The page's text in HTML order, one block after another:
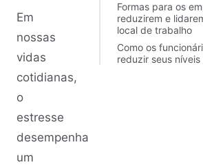
Em
nossas
vidas
cotidianas,
o
estresse
desempenha
um
Formas para os
reduzirem e
local de trabalho
Como os
reduzir seus